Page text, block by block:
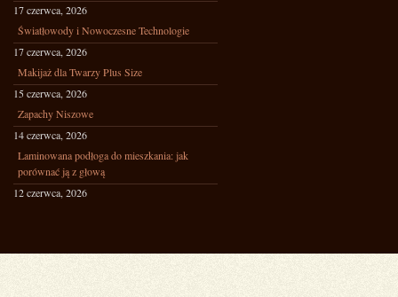
17 czerwca, 2026
Światłowody i Nowoczesne Technologie
17 czerwca, 2026
Makijaż dla Twarzy Plus Size
15 czerwca, 2026
Zapachy Niszowe
14 czerwca, 2026
Laminowana podłoga do mieszkania: jak
porównać ją z głową
12 czerwca, 2026